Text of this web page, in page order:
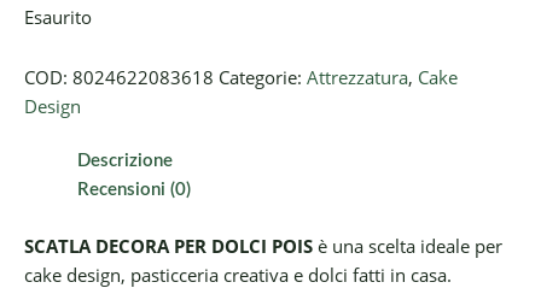
Esaurito
COD: 8024622083618 Categorie: Attrezzatura, Cake
Design
Descrizione
Recensioni (0)
SCATLA DECORA PER DOLCI POIS è una scelta ideale per
cake design, pasticceria creativa e dolci fatti in casa.